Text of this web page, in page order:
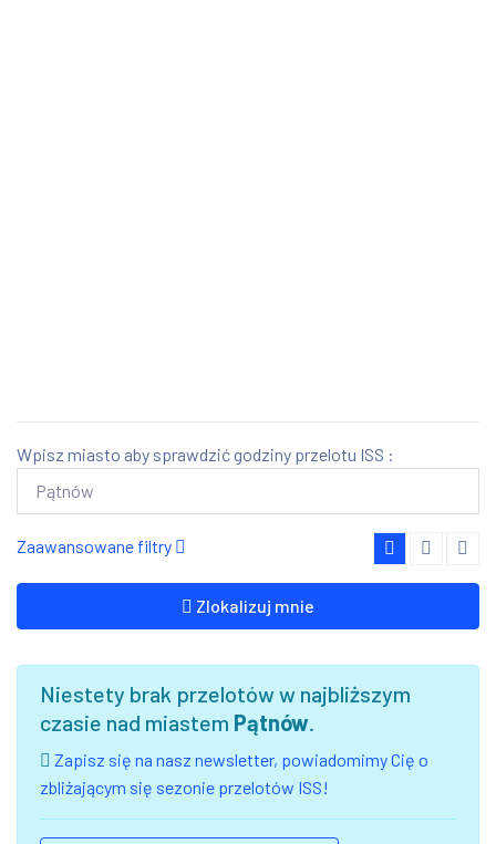
Wpisz miasto aby sprawdzić godziny przelotu ISS :
Zaawansowane filtry
Zlokalizuj mnie
Niestety brak przelotów w najbliższym
czasie nad miastem Pątnów.
Zapisz się na nasz newsletter, powiadomimy Cię o
zbliżającym się sezonie przelotów ISS!